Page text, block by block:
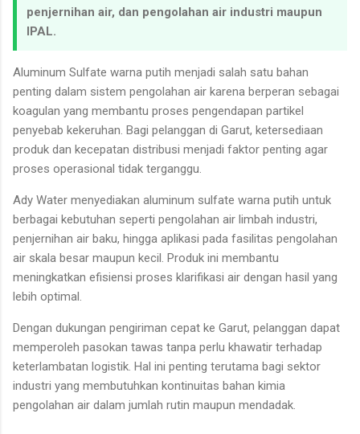
penjernihan air, dan pengolahan air industri maupun
IPAL.
Aluminum Sulfate warna putih menjadi salah satu bahan
penting dalam sistem pengolahan air karena berperan sebagai
koagulan yang membantu proses pengendapan partikel
penyebab kekeruhan. Bagi pelanggan di Garut, ketersediaan
produk dan kecepatan distribusi menjadi faktor penting agar
proses operasional tidak terganggu.
Ady Water menyediakan aluminum sulfate warna putih untuk
berbagai kebutuhan seperti pengolahan air limbah industri,
penjernihan air baku, hingga aplikasi pada fasilitas pengolahan
air skala besar maupun kecil. Produk ini membantu
meningkatkan efisiensi proses klarifikasi air dengan hasil yang
lebih optimal.
Dengan dukungan pengiriman cepat ke Garut, pelanggan dapat
memperoleh pasokan tawas tanpa perlu khawatir terhadap
keterlambatan logistik. Hal ini penting terutama bagi sektor
industri yang membutuhkan kontinuitas bahan kimia
pengolahan air dalam jumlah rutin maupun mendadak.